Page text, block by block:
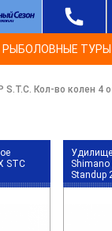
РЫБОЛОВНЫЕ ТУРЫ
S.T.C. Кол-во колен 4
STC
Shimano
Standup